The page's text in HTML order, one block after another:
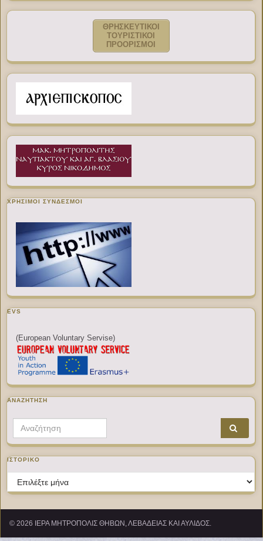
ΘΡΗΣΚΕΥΤΙΚΟΙ
ΤΟΥΡΙΣΤΙΚΟΙ
ΠΡΟΟΡΙΣΜΟΙ
ΧΡΉΣΙΜΟΙ ΣΎΝΔΕΣΜΟΙ
EVS
(European Voluntary Servise)
ΑΝΑΖΉΤΗΣΗ
Search for:
ΙΣΤΟΡΙΚΌ
Ιστορικό
© 2026 ΙΕΡΑ ΜΗΤΡΟΠΟΛΙΣ ΘΗΒΩΝ, ΛΕΒΑΔΕΙΑΣ ΚΑΙ ΑΥΛΙΔΟΣ.